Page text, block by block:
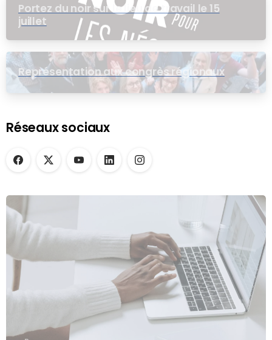
Portez du noir sur le lieu de travail le 15
juillet
Représentation aux congrès régionaux
Réseaux sociaux